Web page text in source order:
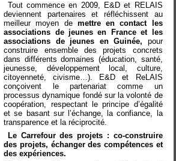
Tout commence en 2009, E&D et RELAIS
deviennent partenaires et réfléchissent au
meilleur moyen de mettre en contact les
associations de jeunes en France et les
associations de jeunes en Guinée, pour
construire ensemble des projets concrets
dans différents domaines (éducation, santé,
jeunesse, développement local, culture,
citoyenneté, civisme…). E&D et ReLAIS
conçoivent le partenariat comme un
processus dynamique fondé sur la volonté de
coopération, respectant le principe d’égalité
et se basant sur l’échange, la confiance, la
transparence et la réciprocité.
Le Carrefour des projets : co-construire
des projets, échanger des compétences et
des expériences.